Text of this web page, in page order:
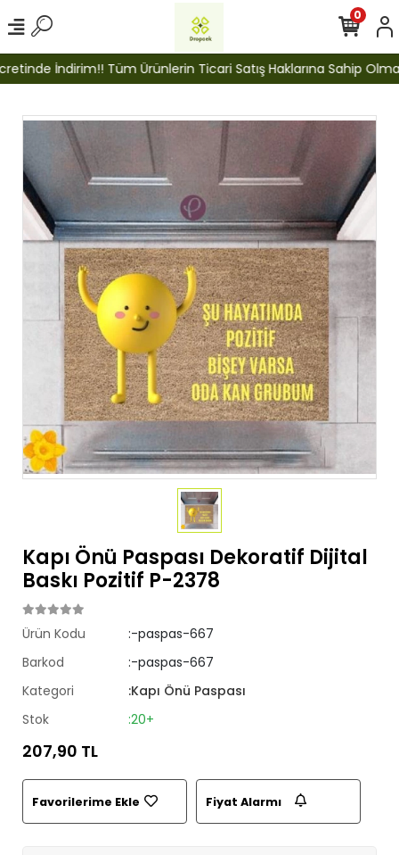
İndirim!! Tüm Ürünlerin Ticari Satış Haklarına Sahip
0
Kapı Önü Paspası Dekoratif Dijital
Baskı Pozitif P-2378
Ürün Kodu
:-paspas-667
Barkod
:-paspas-667
Kategori
:Kapı Önü Paspası
Stok
:20+
207,90 TL
Favorilerime Ekle Fiyat Alarmı